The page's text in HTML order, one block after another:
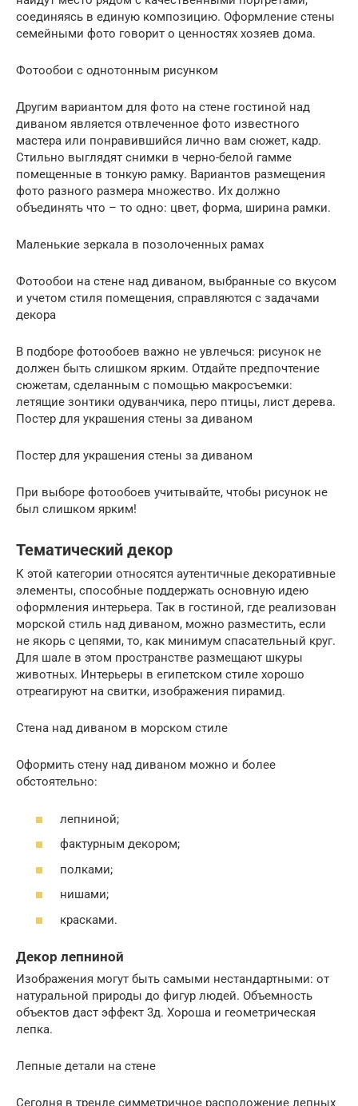
соединяясь в единую композицию. Оформление стены
семейными фото говорит о ценностях хозяев дома.
Фотообои с однотонным рисунком
Другим вариантом для фото на стене гостиной над
диваном является отвлеченное фото известного
мастера или понравившийся лично вам сюжет, кадр.
Стильно выглядят снимки в черно-белой гамме
помещенные в тонкую рамку. Вариантов размещения
фото разного размера множество. Их должно
объединять что – то одно: цвет, форма, ширина рамки.
Маленькие зеркала в позолоченных рамах
Фотообои на стене над диваном, выбранные со вкусом
и учетом стиля помещения, справляются с задачами
декора
В подборе фотообоев важно не увлечься: рисунок не
должен быть слишком ярким. Отдайте предпочтение
сюжетам, сделанным с помощью макросъемки:
летящие зонтики одуванчика, перо птицы, лист дерева.
Постер для украшения стены за диваном
Постер для украшения стены за диваном
При выборе фотообоев учитывайте, чтобы рисунок не
был слишком ярким!
Тематический декор
К этой категории относятся аутентичные декоративные
элементы, способные поддержать основную идею
оформления интерьера. Так в гостиной, где реализован
морской стиль над диваном, можно разместить, если
не якорь с цепями, то, как минимум спасательный круг.
Для шале в этом пространстве размещают шкуры
животных. Интерьеры в египетском стиле хорошо
отреагируют на свитки, изображения пирамид.
Стена над диваном в морском стиле
Оформить стену над диваном можно и более
обстоятельно:
лепниной;
фактурным декором;
полками;
нишами;
красками.
Декор лепниной
Изображения могут быть самыми нестандартными: от
натуральной природы до фигур людей. Объемность
объектов даст эффект 3д. Хороша и геометрическая
лепка.
Лепные детали на стене
Сегодня в тренде симметричное расположение лепных